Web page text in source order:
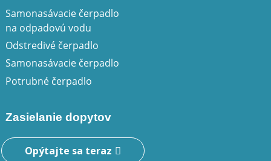
Samonasávacie čerpadlo
na odpadovú vodu
Odstredivé čerpadlo
Samonasávacie čerpadlo
Potrubné čerpadlo
Zasielanie dopytov
Opýtajte sa teraz